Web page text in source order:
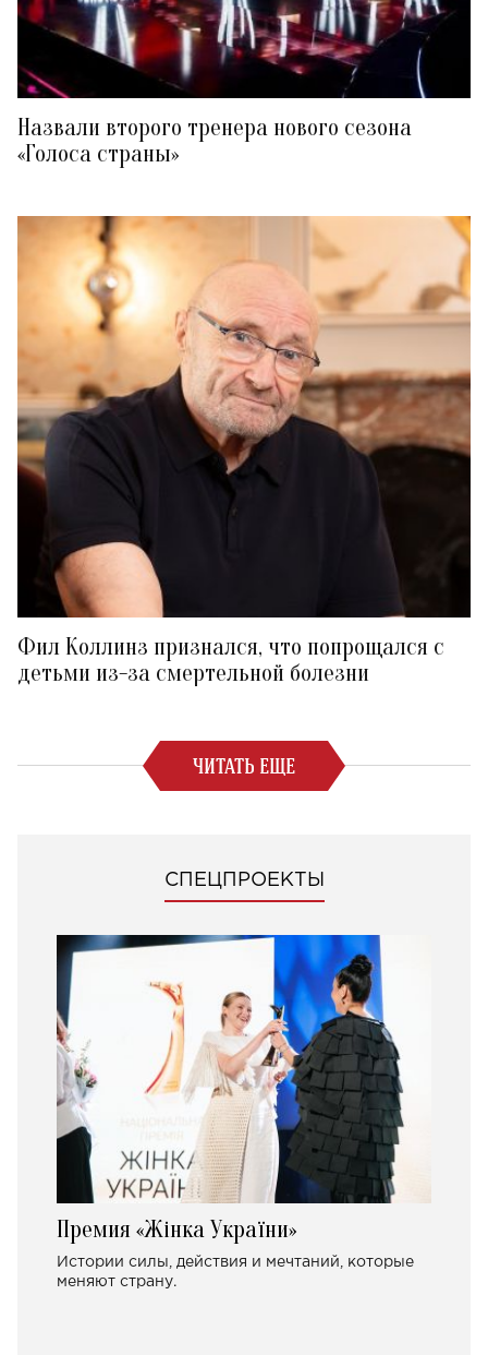
Назвали второго тренера нового сезона
«Голоса страны»
Фил Коллинз признался, что попрощался с
детьми из-за смертельной болезни
ЧИТАТЬ ЕЩЕ
СПЕЦПРОЕКТЫ
Премия «Жінка України»
Истории силы, действия и мечтаний, которые
меняют страну.